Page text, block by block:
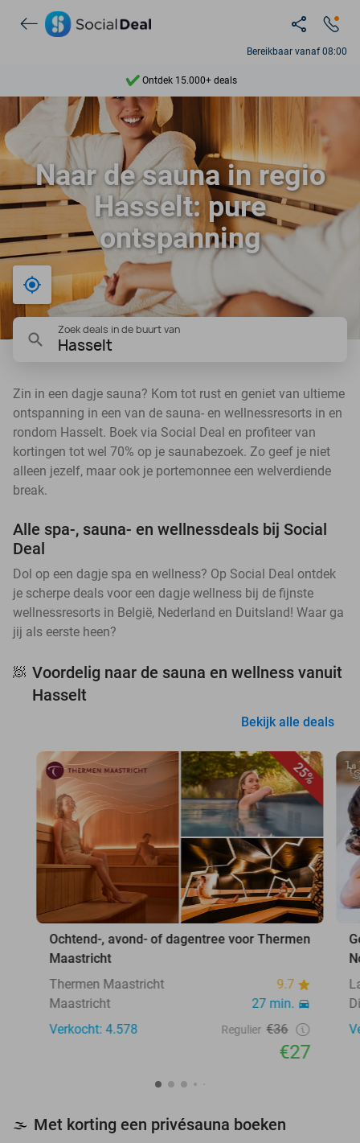
Bereikbaar vanaf 08:00
Ontdek 15.000+ deals
7 dagen per week beschikbaar
10+ miljoen leden
9,4
Ontdek 15.000+ deals
Naar de sauna in regio
Hasselt: pure
ontspanning
Bij mij in de buurt
Zoek deals in de buurt van
Hasselt
Zin in een dagje sauna? Kom tot rust en geniet van ultieme
ontspanning in een van de sauna- en wellnessresorts in en
rondom Hasselt. Boek via Social Deal en profiteer van
kortingen tot wel 70% op je saunabezoek. Zo geef je niet
alleen jezelf, maar ook je portemonnee een welverdiende
break.
Alle spa-, sauna- en wellnessdeals bij Social
Deal
Dol op een dagje spa en wellness? Op Social Deal ontdek
je scherpe deals voor een dagje wellness bij de fijnste
wellnessresorts in België, Nederland en Duitsland! Waar ga
jij als eerste heen?
🧖 Voordelig naar de sauna en wellness vanuit
Hasselt
Bekijk alle deals
25%
Ochtend-, avond- of dagentree voor Thermen
Maastricht
Thermen Maastricht
9.7
Maastricht
27 min.
Verkocht: 4.578
Regulier €36
€27
🌫️ Met korting een privésauna boeken